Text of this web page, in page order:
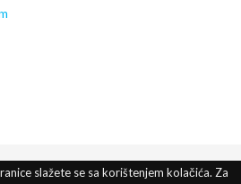
slažete se sa korištenjem kolačića. Za